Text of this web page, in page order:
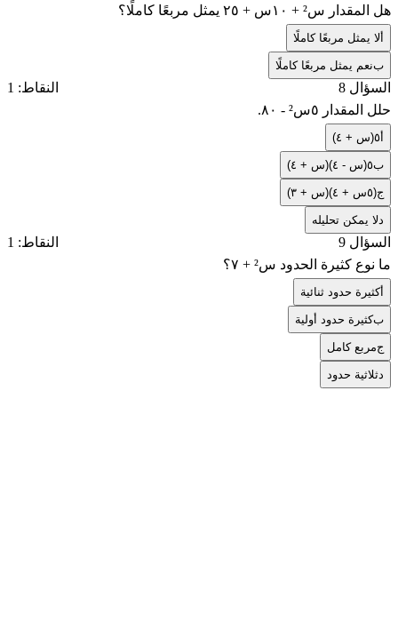
هل المقدار س² + ١٠س + ٢٥ يمثل مربعًا كاملًا؟
لا يمثل مربعًا كاملًا
بنعم يمثل مربعًا كاملًا
السؤال 8
النقاط: 1
حلل المقدار ٥س² - ٨٠.
٥(س + ٤)
ب٥(س - ٤)(س + ٤)
ج(٥س + ٤)(س + ٣)
لا يمكن تحليله
السؤال 9
النقاط: 1
ما نوع كثيرة الحدود س² + ٧؟
كثيرة حدود ثنائية
بكثيرة حدود أولية
جمربع كامل
ثلاثية حدود